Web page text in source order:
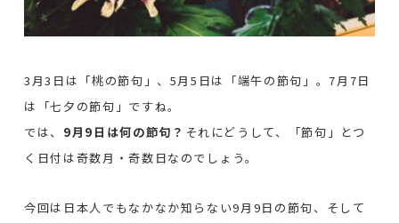
3月3日は「桃の節句」、5月5日は「端午の節句」。7月7日
は「七夕の節句」ですね。
では、 9月9日は何の節句？ それにどうして、「節句」とつ
く日付は奇数月・奇数日なのでしょう。
今回は日本人でもなかなか知らない9月9日の節句、そして